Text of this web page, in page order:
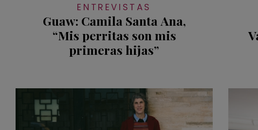
ENTREVISTAS
Guaw: Camila Santa Ana,
“Mis perritas son mis
primeras hijas”